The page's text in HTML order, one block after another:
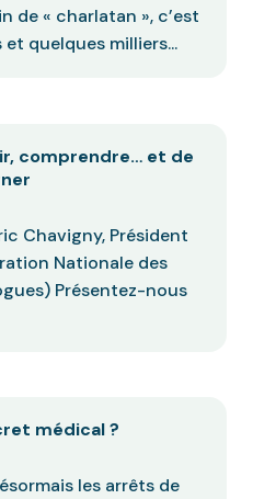
de « charlatan », c’est
quelques milliers...
comprendre… et de
Chavigny, Président
Nationale des
Présentez-nous
médical ?
les arrêts de